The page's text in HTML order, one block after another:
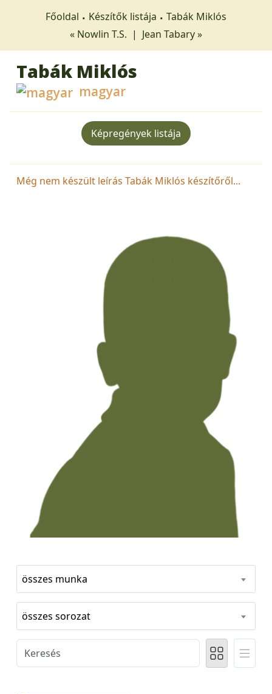
Főoldal Készítők listája
Tabák Miklós
« Nowlin T.S. | Jean Tabary »
Tabák Miklós
magyar
Képregények listája
Még nem készült leírás Tabák Miklós készítőről...
összes munka
összes sorozat